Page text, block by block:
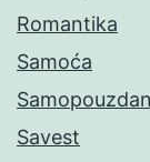
Romantika
Samoća
Savest